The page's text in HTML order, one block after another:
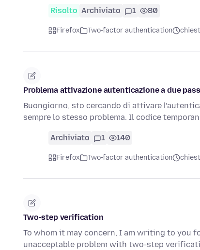
Risolto Archiviato 1 80
Firefox Two-factor authentication
Problema attivazione autenticazione a due
Buongiorno, sto cercando di attivare
sempre lo stesso problema. Il codice
Archiviato 1 140
Firefox Two-factor authentication
Two-step verification
To whom it may concern, I am writing to you
unacceptable problem with two-step